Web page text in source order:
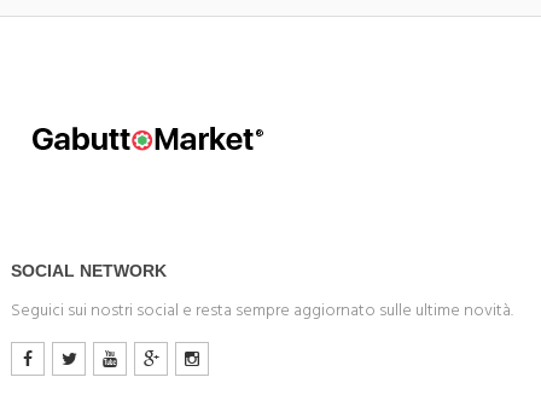
SOCIAL NETWORK
Seguici sui nostri social e resta sempre aggiornato sulle ultime novità.